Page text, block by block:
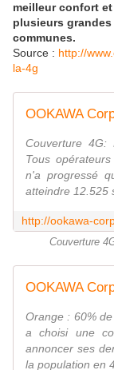
meilleur confort
plusieurs
communes.
Source : http://
la-4g
OOKAWA
Couverture 4G:
Tous
n'a progressé
atteindre 12.525
Couverture
OOKAWA
Orange : 60%
a choisi une
annoncer ses
la population en